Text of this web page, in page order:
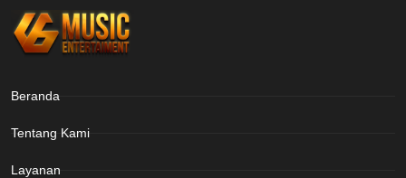
Beranda
Tentang Kami
Layanan